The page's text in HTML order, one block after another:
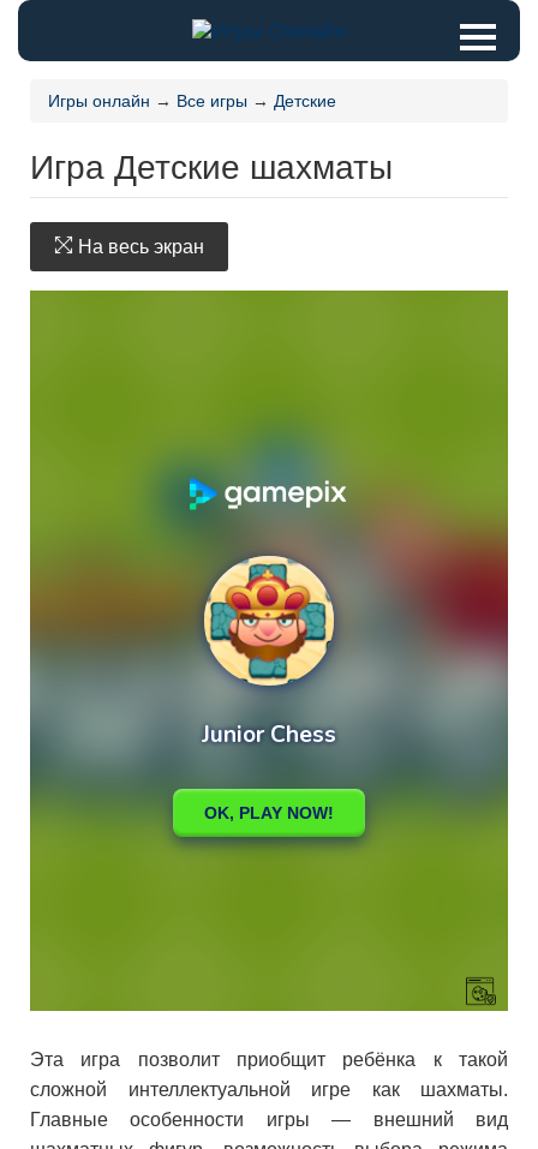
Игры онлайн → Все игры → Детские
Игра Детские шахматы
На весь экран
Эта игра позволит приобщит ребёнка к такой
сложной интеллектуальной игре как шахматы.
Главные особенности игры — внешний вид